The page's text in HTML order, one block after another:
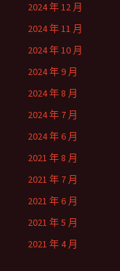
2024 年 12 月
2024 年 11 月
2024 年 10 月
2024 年 9 月
2024 年 8 月
2024 年 7 月
2024 年 6 月
2021 年 8 月
2021 年 7 月
2021 年 6 月
2021 年 5 月
2021 年 4 月